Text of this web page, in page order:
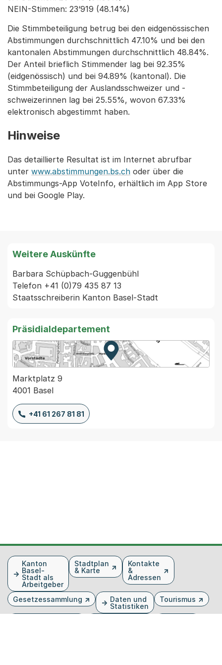
NEIN-Stimmen: 23‘919 (48.14%)
Die Stimmbeteiligung betrug bei den eidgenössischen
Abstimmungen durchschnittlich 47.10% und bei den
kantonalen Abstimmungen durchschnittlich 48.84%.
Der Anteil brieflich Stimmender lag bei 92.35%
(eidgenössisch) und bei 94.89% (kantonal). Die
Stimmbeteiligung der Auslandsschweizer und -
schweizerinnen lag bei 25.55%, wovon 67.33%
elektronisch abgestimmt haben.
Hinweise
Das detaillierte Resultat ist im Internet abrufbar
unter www.abstimmungen.bs.ch oder über die
Abstimmungs-App VoteInfo, erhältlich im App Store
und bei Google Play.
Weitere Auskünfte
Barbara Schüpbach-Guggenbühl
Telefon +41 (0)79 435 87 13
Präsidialdepartement
Zur Karte von MapBS.
Externer Link, wird in einem
Marktplatz 9
4001 Basel
+41 61 267 81 81
FusszeileKanton
Basel-
Stadt als
Arbeitgeber
Stadtplan
& Karte
Kontakte
&
Adressen
Gesetzessammlung
Daten und
Statistiken
Tourismus